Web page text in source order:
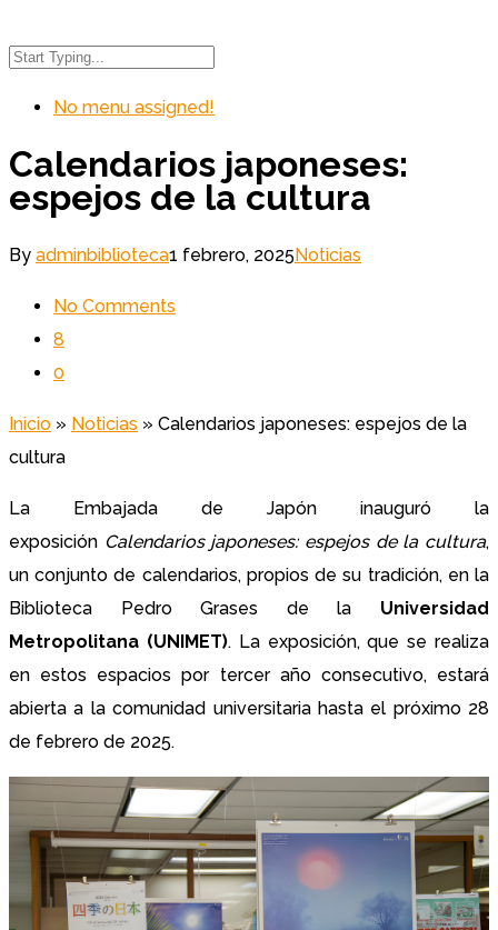
No menu assigned!
Calendarios japoneses:
espejos de la cultura
By adminbiblioteca1 febrero, 2025Noticias
No Comments
8
0
Inicio » Noticias » Calendarios japoneses: espejos de la
cultura
La Embajada de Japón inauguró la
exposición Calendarios japoneses: espejos de la cultura,
un conjunto de calendarios, propios de su tradición, en la
Biblioteca Pedro Grases de la Universidad
Metropolitana (UNIMET). La exposición, que se realiza
en estos espacios por tercer año consecutivo, estará
abierta a la comunidad universitaria hasta el próximo 28
de febrero de 2025.